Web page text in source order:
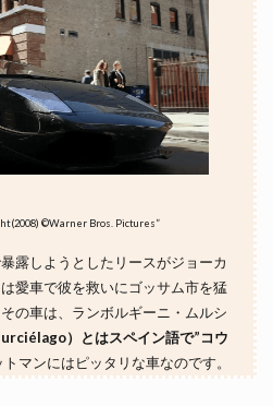
©Warner Bros. Pictures”
露しようとしたリースがジョーカ
愛車で彼を救いにゴッサム市を猛
の車は、ランボルギーニ・ムルシ
）とはスペイン語で”コウ
マンにはピッタリな車なのです。